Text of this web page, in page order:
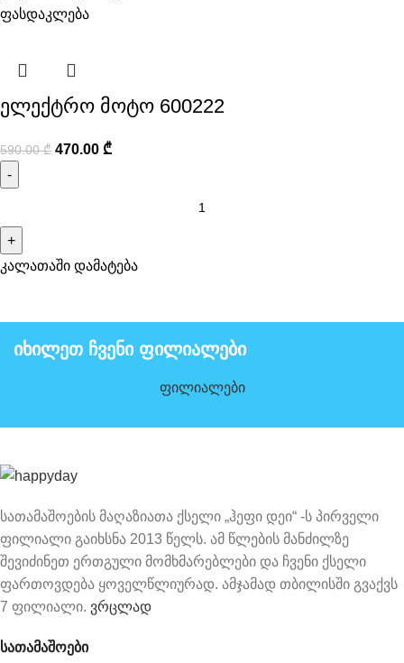
ფასდაკლება
ელექტრო მოტო 600222
590.00₾ 470.00 ₾
კალათაში დამატება
იხილეთ ჩვენი ფილიალები
ფილიალები
სათამაშოების მაღაზიათა ქსელი „ჰეფი დეი“ -ს პირველი
ფილიალი გაიხსნა 2013 წელს. ამ წლების მანძილზე
შევიძინეთ ერთგული მომხმარებლები და ჩვენი ქსელი
ფართოვდება ყოველწლიურად. ამჯამად თბილისში გვაქვს
7 ფილიალი. ვრცლად
სათამაშოები